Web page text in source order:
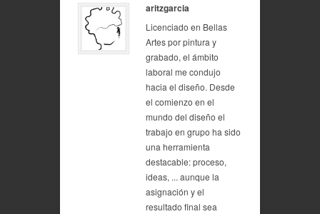
aritzgarcia
Licenciado en Bellas
Artes por pintura y
grabado, el ámbito
laboral me condujo
hacia el diseño. Desde
el comienzo en el
mundo del diseño el
trabajo en grupo ha sido
una herramienta
destacable: proceso,
ideas, ... aunque la
asignación y el
resultado final sea